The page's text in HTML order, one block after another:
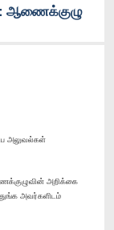
: ஆணைக்குழு
அலுவல்கள்
அறிக்கை
அவர்களிடம்